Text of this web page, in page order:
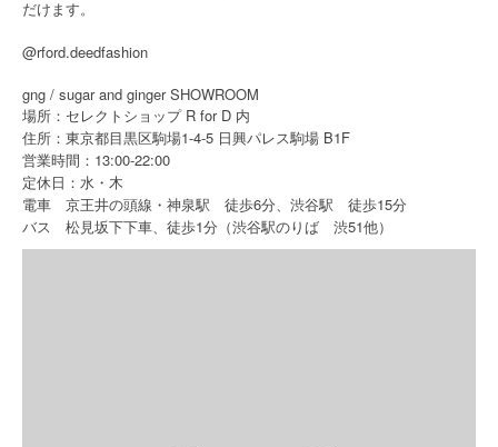
だけます。
@rford.deedfashion
gng / sugar and ginger SHOWROOM
場所：セレクトショップR for D 内
住所：東京都目黒区駒場1-4-5 日興パレス駒場 B1F
営業時間： 13:00-22:00
定休日：水・木
電車 京王井の頭線・神泉駅 徒歩6分、渋谷駅 徒歩15分
バス 松見坂下下車、徒歩1分（渋谷駅のりば 渋51他）